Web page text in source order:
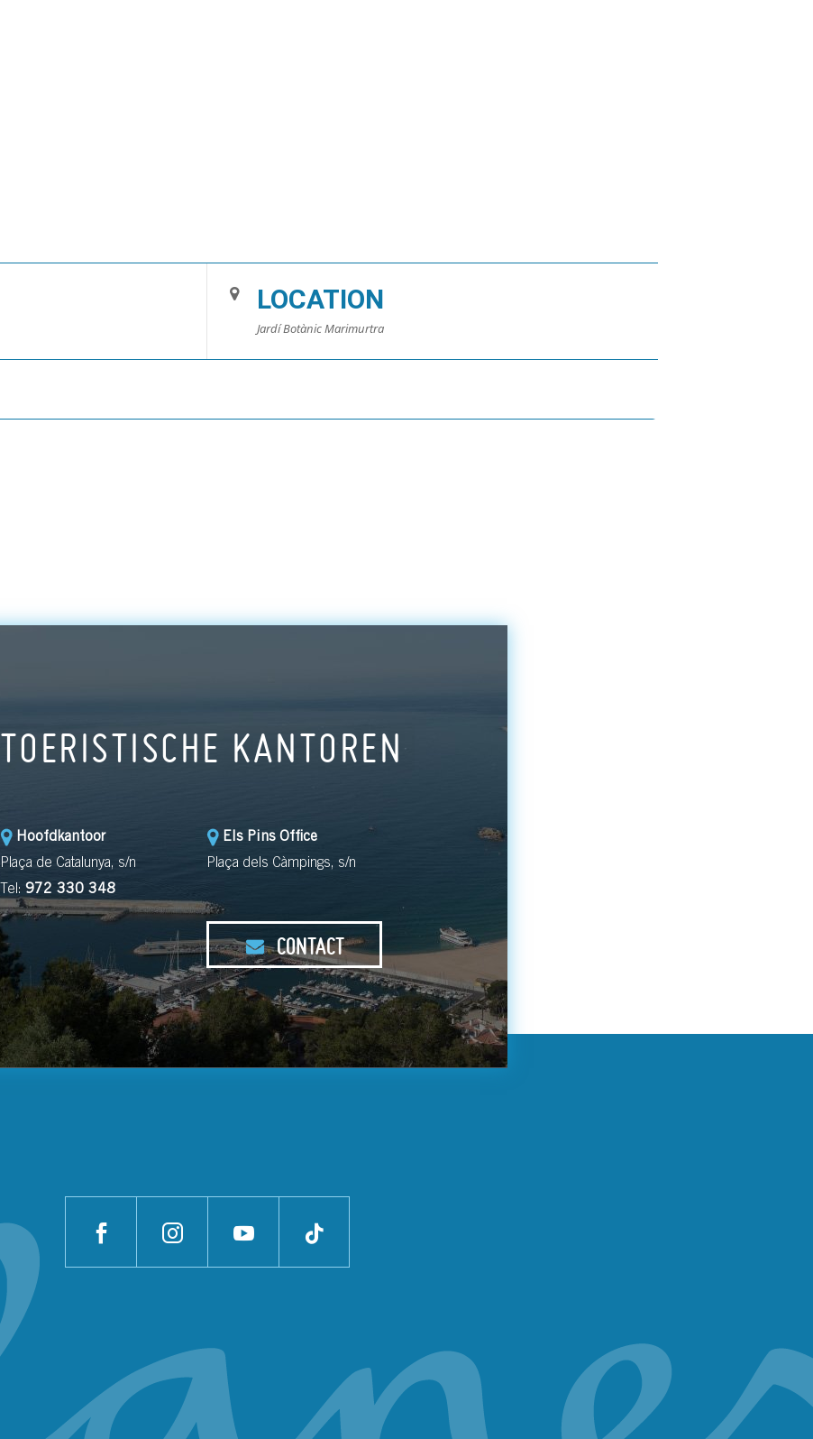
LOCATION
Jardí Botànic Marimurtra
TOERISTISCHE KANTOREN
Hoofdkantoor
Plaça de Catalunya, s/n
Tel: 972 330 348
Els Pins Office
Plaça dels Càmpings, s/n
CONTACT